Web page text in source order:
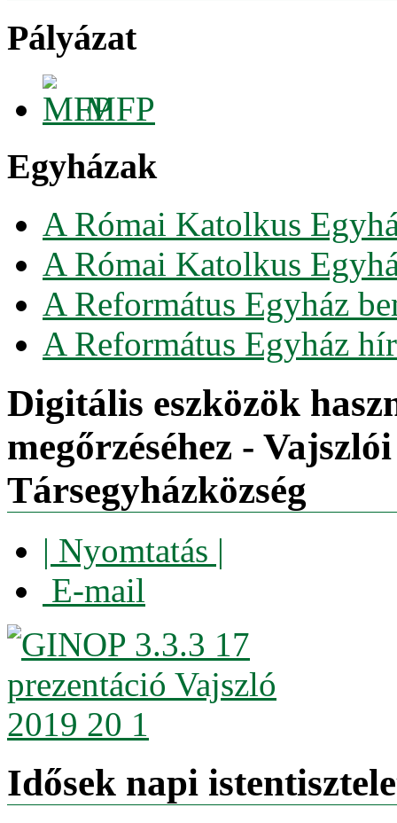
Pályázat
MFP
Egyházak
A Római Katolkus
A Római Katolkus
A Református Egyház
A Református Egyház
Digitális eszközök
megőrzéséhez -
Társegyházközség
| Nyomtatás |
E-mail
Idősek napi